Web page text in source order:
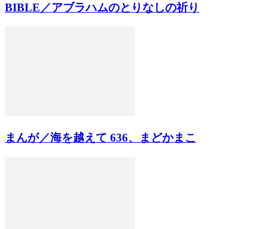
BIBLE／アブラハムのとりなしの祈り
まんが／海を越えて 636、まどかまこ